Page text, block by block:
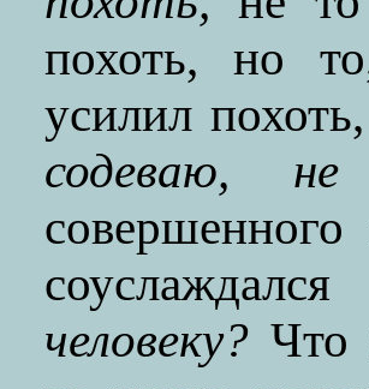
похоть, но
усилил
содеваю, не
человеку?Что